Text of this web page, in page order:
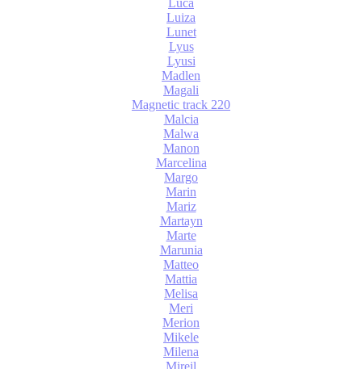
Luiza
Lunet
Lyus
Lyusi
Madlen
Magali
Magnetic track 220
Malcia
Malwa
Manon
Marcelina
Margo
Marin
Mariz
Martayn
Marte
Marunia
Matteo
Mattia
Melisa
Meri
Merion
Mikele
Milena
Mireil